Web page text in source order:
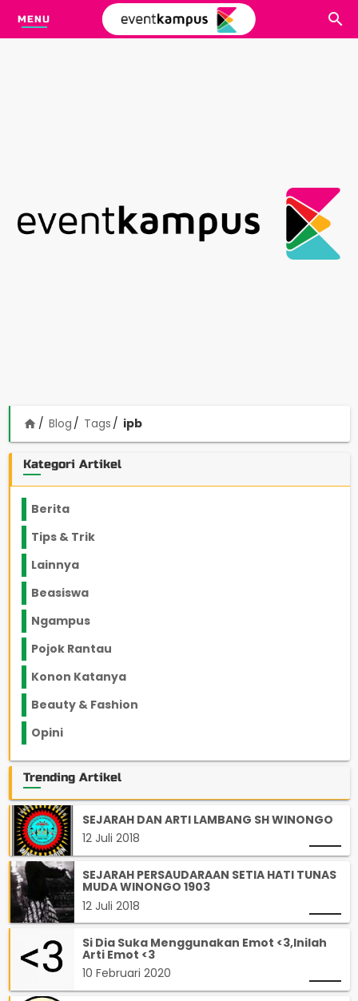
MENU
home Blog Tags ipb
Kategori Artikel
Berita
Tips & Trik
Lainnya
Beasiswa
Ngampus
Pojok Rantau
Konon Katanya
Beauty & Fashion
Opini
Trending Artikel
SEJARAH DAN ARTI LAMBANG SH WINONGO
12 Juli 2018
SEJARAH PERSAUDARAAN SETIA HATI TUNAS
MUDA WINONGO 1903
12 Juli 2018
Si Dia Suka Menggunakan Emot <3,Inilah
Arti Emot <3
10 Februari 2020